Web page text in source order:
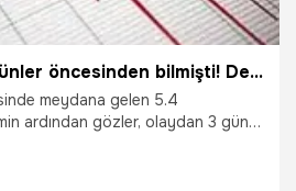
Simav depremini günler öncesinden bilmişti! Deprem uzmanından 2 yer için dikkat çeken uyarı
meydana gelen 5.4
ardından gözler, olaydan 3 gün